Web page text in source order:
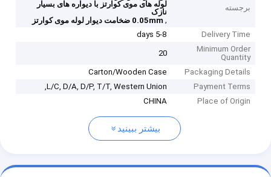
برجسته
لوله های موی کوارتز با دیواره های بسیار
نازک
,0.05mm ضخامت دیوار لوله موی کوارتز
Delivery Time
5-8 days
Minimum Order
Quantity
20
Packaging Details
Carton/Wooden Case
Payment Terms
L/C, D/A, D/P, T/T, Western Union,
Place of Origin
CHINA
بیشتر ببینید